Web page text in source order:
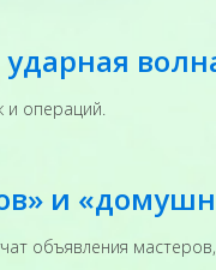
и операций.
и
объявления